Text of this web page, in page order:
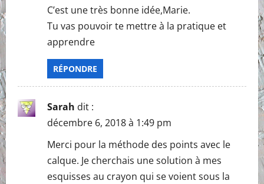
C’est une très bonne idée,Marie.
Tu vas pouvoir te mettre à la pratique et
apprendre
RÉPONDRE
Sarah dit :
décembre 6, 2018 à 1:49 pm
Merci pour la méthode des points avec le
calque. Je cherchais une solution à mes
esquisses au crayon qui se voient sous la